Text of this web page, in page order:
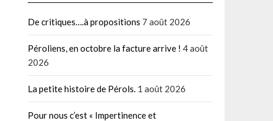
De critiques….à propositions 7 août 2026
Péroliens, en octobre la facture arrive ! 4 août
2026
La petite histoire de Pérols. 1 août 2026
Pour nous c’est « Impertinence et